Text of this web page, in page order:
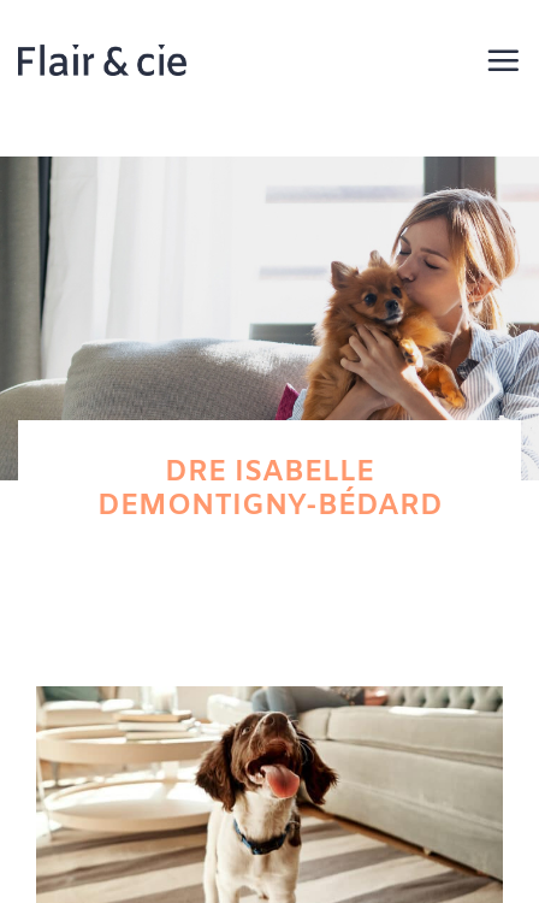
contenu
DRE ISABELLE
DEMONTIGNY-BÉDARD